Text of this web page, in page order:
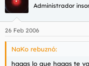
Administrador
26 Feb 2006
NaKo rebuznó:
hagas lo que hagas te